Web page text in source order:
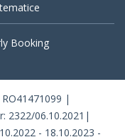
Booking
RO41471099 |
2322/06.10.2021|
- 18.10.2023 -